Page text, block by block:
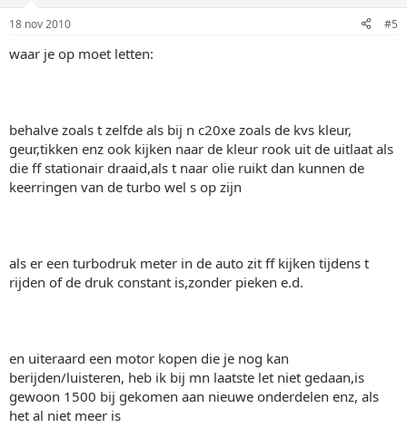
18 nov 2010 #5
waar je op moet letten:
behalve zoals t zelfde als bij n c20xe zoals de kvs kleur,
geur,tikken enz ook kijken naar de kleur rook uit de uitlaat als
die ff stationair draaid,als t naar olie ruikt dan kunnen de
keerringen van de turbo wel s op zijn
als er een turbodruk meter in de auto zit ff kijken tijdens t
rijden of de druk constant is,zonder pieken e.d.
en uiteraard een motor kopen die je nog kan
berijden/luisteren, heb ik bij mn laatste let niet gedaan,is
gewoon 1500 bij gekomen aan nieuwe onderdelen enz, als
het al niet meer is